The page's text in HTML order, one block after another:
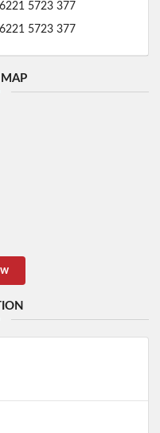
5723 377
5723 377
MAP